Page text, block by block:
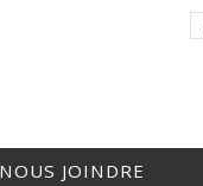
NOUS JOINDRE